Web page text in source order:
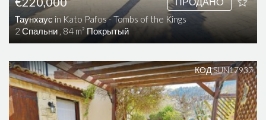
Таунхаус in Kato Pafos - Tombs of the Kings
2 Спальни , 84 m² Покрытый
КОД SUN17937